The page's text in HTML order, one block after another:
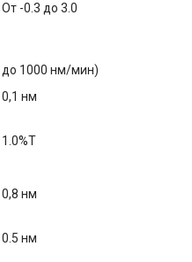
От -0.3 до 3.0
до 1000 нм/мин)
0,1 нм
1.0%Т
0,8 нм
0.5 нм